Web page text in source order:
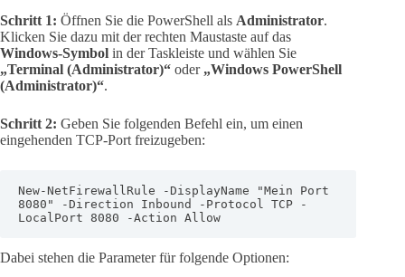
Schritt 1: Öffnen Sie die PowerShell als Administrator.
Klicken Sie dazu mit der rechten Maustaste auf das
Windows-Symbol in der Taskleiste und wählen Sie
„Terminal (Administrator)“ oder „Windows PowerShell
(Administrator)“.
Schritt 2: Geben Sie folgenden Befehl ein, um einen
eingehenden TCP-Port freizugeben:
New-NetFirewallRule -DisplayName "Mein Port
8080" -Direction Inbound -Protocol TCP -
LocalPort 8080 -Action Allow
Dabei stehen die Parameter für folgende Optionen: